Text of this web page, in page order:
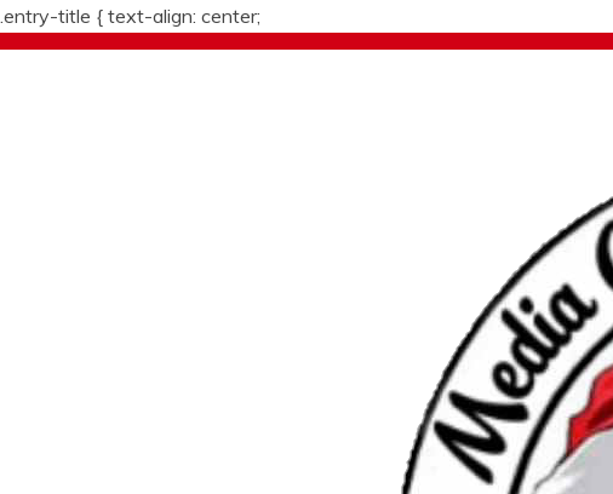
.entry-title { text-align: center;
Skip